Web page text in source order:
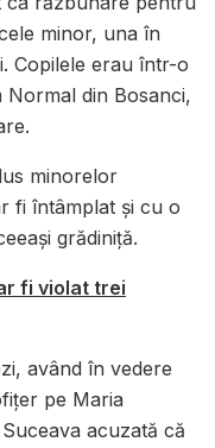
minor, una în
Copilele erau într-o
din Bosanci,
minorelor
fi întâmplat și cu o
grădiniță.
fi violat trei
având în vedere
pe Maria
acuzată că